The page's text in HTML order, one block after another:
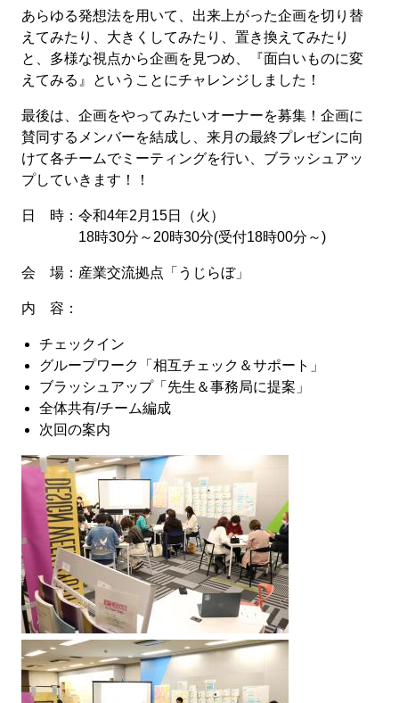
あらゆる発想法を用いて、出来上がった企画を切り替
えてみたり、大きくしてみたり、置き換えてみたり
と、多様な視点から企画を見つめ、『面白いものに変
えてみる』ということにチャレンジしました！
最後は、企画をやってみたいオーナーを募集！企画に
賛同するメンバーを結成し、来月の最終プレゼンに向
けて各チームでミーティングを行い、ブラッシュアッ
プしていきます！！
日 時：令和4年2月15日（火）
18時30分～20時30分(受付18時00分～)
会 場：産業交流拠点「うじらぼ」
内 容：
チェックイン
グループワーク「相互チェック＆サポート」
ブラッシュアップ「先生＆事務局に提案」
全体共有/チーム編成
次回の案内